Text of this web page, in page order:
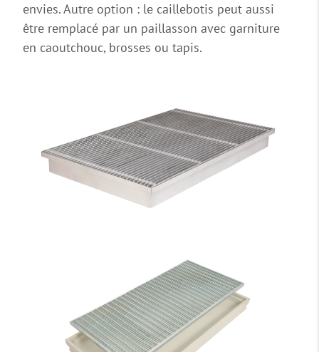
envies. Autre option : le caillebotis peut aussi
être remplacé par un paillasson avec garniture
en caoutchouc, brosses ou tapis.